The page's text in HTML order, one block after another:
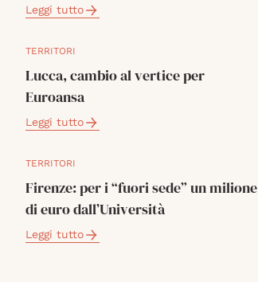
Leggi tutto
TERRITORI
Lucca, cambio al vertice per
Euroansa
Leggi tutto
TERRITORI
Firenze: per i “fuori sede” un milione
di euro dall’Università
Leggi tutto